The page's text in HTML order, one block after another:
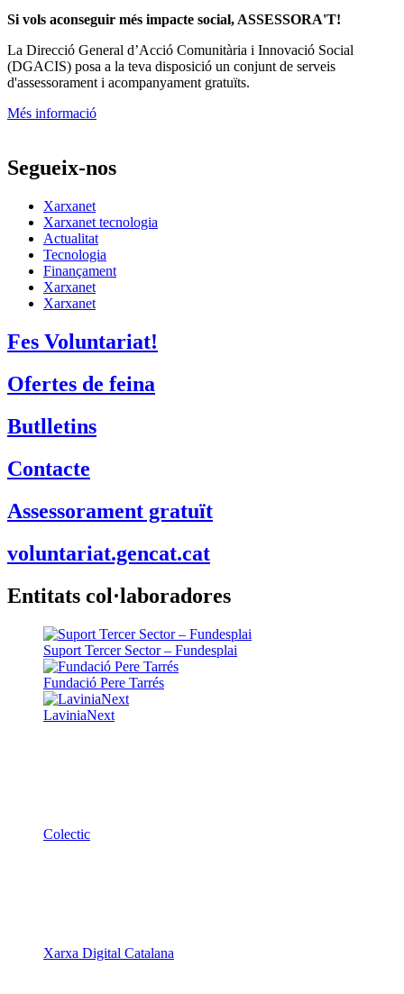
Si vols aconseguir més impacte social, ASSESSORA'T!
La Direcció General d’Acció Comunitària i Innovació Social
(DGACIS) posa a la teva disposició un conjunt de serveis
d'assessorament i acompanyament gratuïts.
Més informació
Segueix-nos
Xarxanet
Xarxanet tecnologia
Actualitat
Tecnologia
Finançament
Xarxanet
Xarxanet
Fes Voluntariat!
Ofertes de feina
Butlletins
Contacte
Assessorament gratuït
voluntariat.gencat.cat
Entitats col·laboradores
Suport Tercer Sector – Fundesplai
Fundació Pere Tarrés
LaviniaNext
Colectic
Xarxa Digital Catalana